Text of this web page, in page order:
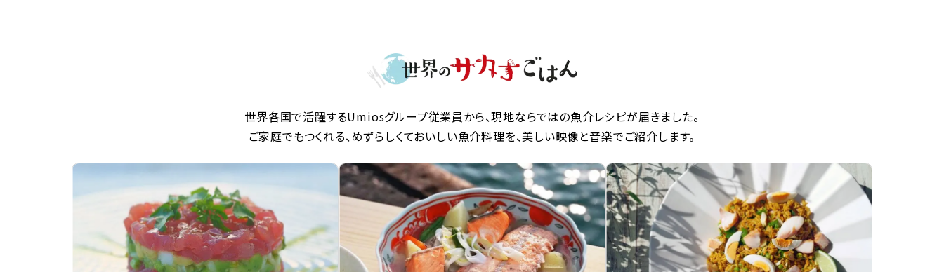
世界各国で活躍するUmiosグループ従業員から、現地ならではの魚介レシピが届きました。
ご家庭でもつくれる、めずらしくておいしい魚介料理を、美しい映像と音楽でご紹介します。